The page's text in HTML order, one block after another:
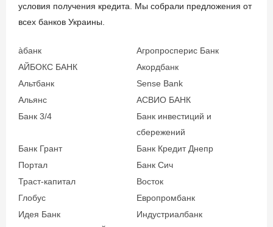
условия получения кредита. Мы собрали предложения от
всех банков Украины.
àбанк
Агропросперис Банк
АЙБОКС БАНК
Акордбанк
Альтбанк
Sense Bank
Альянс
АСВИО БАНК
Банк 3/4
Банк инвестиций и
сбережений
Банк Грант
Банк Кредит Днепр
Портал
Банк Сич
Траст-капитал
Восток
Глобус
Европромбанк
Идея Банк
Индустриалбанк